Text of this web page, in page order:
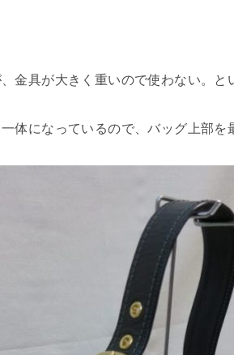
金具が大きく重いので使わない。と
体になっているので、バッグ上部を